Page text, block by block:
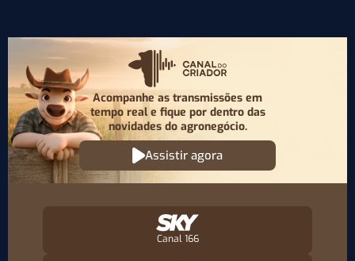
Acompanhe as transmissões em
tempo real e fique por dentro das
novidades do agronegócio.
Assistir agora
Canal 166